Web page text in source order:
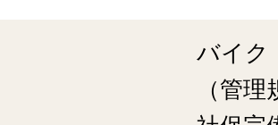
バイク
（管